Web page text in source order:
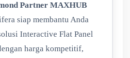
Partner MAXHUB
siap membantu Anda
Interactive Flat Panel
harga kompetitif,